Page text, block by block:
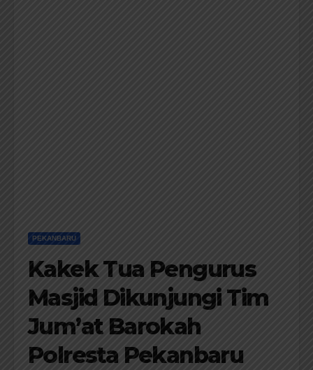
PEKANBARU
Kakek Tua Pengurus
Masjid Dikunjungi Tim
Jum’at Barokah
Polresta Pekanbaru